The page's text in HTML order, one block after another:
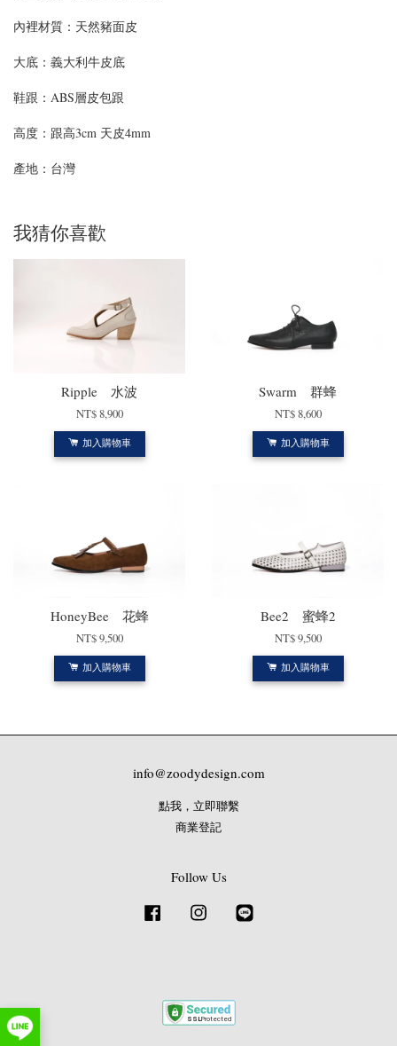
內裡材質：天然豬面皮
大底：義大利牛皮底
鞋跟：ABS層皮包跟
高度：跟高3cm 天皮4mm
產地：台灣
我猜你喜歡
Ripple 水波
NT$ 8,900
加入購物車
Swarm 群蜂
NT$ 8,600
加入購物車
HoneyBee 花蜂
NT$ 9,500
加入購物車
Bee2 蜜蜂2
NT$ 9,500
加入購物車
info@zoodydesign.com
點我，立即聯繫
商業登記
Follow Us
Facebook Instagram